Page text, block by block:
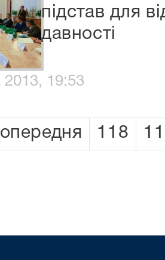
підстав для
давності
2013, 19:53
118